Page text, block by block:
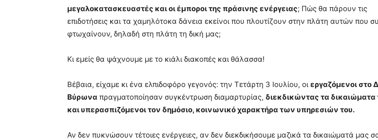
μεγαλοκατασκευαστές και οι έμποροι της πράσινης ενέργειας; Πώς θα πάρουν τις
επιδοτήσεις και τα χαμηλότοκα δάνεια εκείνοι που πλουτίζουν στην πλάτη αυτών που
φτωχαίνουν, δηλαδή στη πλάτη τη δική μας;
Κι εμείς θα ψάχνουμε με το κιάλι διακοπές και θάλασσα!
Βέβαια, είχαμε κι ένα ελπιδοφόρο γεγονός: την Τετάρτη 3 Ιουλίου, οι εργαζόμενοι στο
Βύρωνα πραγματοποίησαν συγκέντρωση διαμαρτυρίας, διεκδικώντας τα δικαιώματα
και υπερασπιζόμενοι τον δημόσιο, κοινωνικό χαρακτήρα των υπηρεσιών του.
Αν δεν πυκνώσουν τέτοιες ενέργειες, αν δεν διεκδικήσουμε μαζικά τα δικαιώματά μας